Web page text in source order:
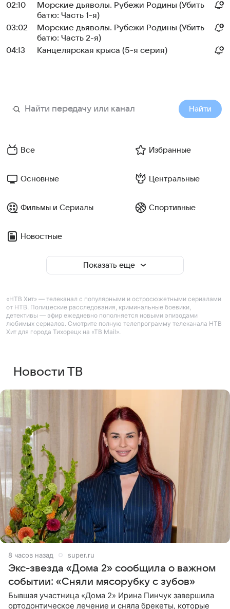
02:10
Морские дьяволы. Рубежи Родины (Убить
батю: Часть 1-я)
03:02
Морские дьяволы. Рубежи Родины (Убить
батю: Часть 2-я)
04:13
Канцелярская крыса (5-я серия)
Найти
Все Избранные
Основные Центральные
Фильмы и Сериалы Спортивные
Новостные
Показать еще
«НТВ Хит» — телеканал с популярными и остросюжетными сериалами
от НТВ. Полицеские расследования, криминальные боевики,
детективы — эфир ежедневно пополняется новыми эпизодами
любимых сериалов. Смотрите полную телепрограмму телеканала НТВ
Хит для города Тихорецк на «ТВ Mail».
Новости ТВ
8 часов назад super.ru
Экс-звезда «Дома 2» сообщила о важном
событии: «Сняли мясорубку с зубов»
Бывшая участница «Дома 2» Ирина Пинчук завершила
ортодонтическое лечение и сняла брекеты, которые